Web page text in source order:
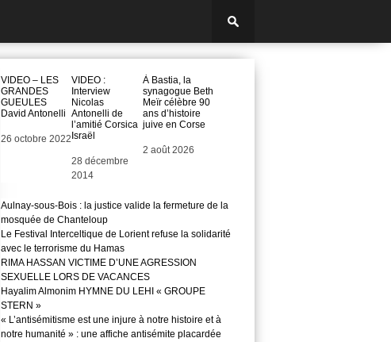
VIDEO – LES
GRANDES
GUEULES
David Antonelli
Date
26 octobre 2022
VIDEO :
Interview
Nicolas
Antonelli de
l’amitié Corsica
Israël
Date
28 décembre
2014
À Bastia, la
synagogue Beth
Meïr célèbre 90
ans d’histoire
juive en Corse
Date
2 août 2026
Aulnay-sous-Bois : la justice valide la fermeture de la
mosquée de Chanteloup
Le Festival Interceltique de Lorient refuse la solidarité
avec le terrorisme du Hamas
RIMA HASSAN VICTIME D’UNE AGRESSION
SEXUELLE LORS DE VACANCES
Hayalim Almonim HYMNE DU LEHI « GROUPE
STERN »
« L’antisémitisme est une injure à notre histoire et à
notre humanité » : une affiche antisémite placardée